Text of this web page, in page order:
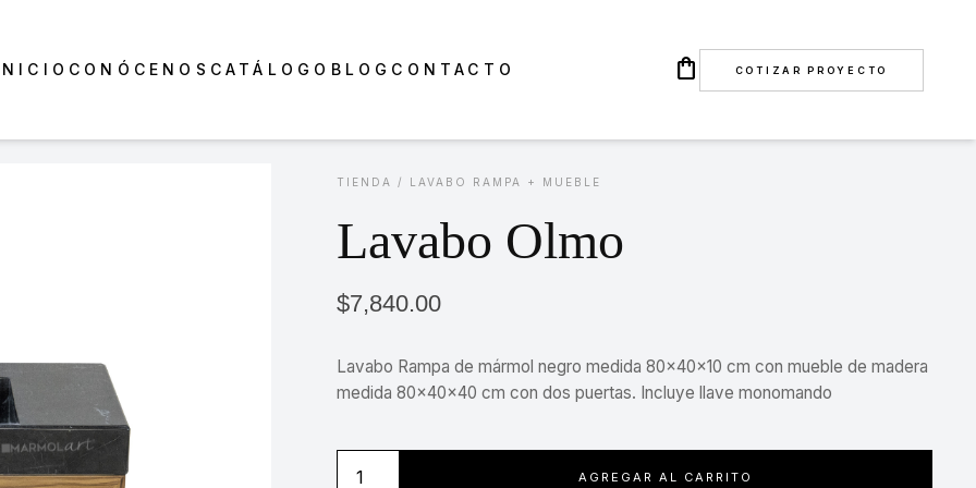
CONÓCENOS CATÁLOGO BLOG CONTACTO shopping_bag COTIZAR PROYECTO
TIENDA / LAVABO RAMPA + MUEBLE
Lavabo Olmo
$7,840.00
Lavabo Rampa de mármol negro medida 80x40x10 cm con mueble de madera
medida 80x40x40 cm con dos puertas. Incluye llave monomando
AGREGAR AL CARRITO